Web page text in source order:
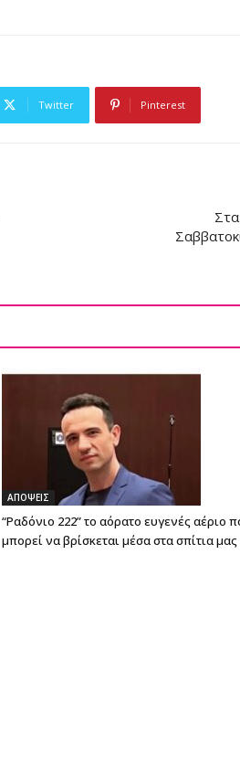
Twitter Pinterest
ΑΠΟΨΕΙΣ
“Ραδόνιο 222” το αόρατο ευγενές αέριο
μπορεί να βρίσκεται μέσα στα σπίτια μας